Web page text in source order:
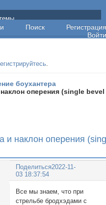
Поиск
Регистрация
Войти
.
боухантера
оперения (single bevel
и наклон оперения
Поделиться2022-11-
03 18:37:54
Все мы знаем, что при
стрельбе бродхэдами с